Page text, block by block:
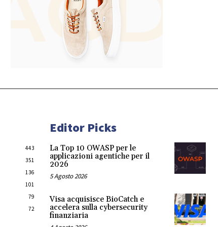
443
351
136
101
79
72
Editor Picks
La Top 10 OWASP per le
applicazioni agentiche per il
2026
5 Agosto 2026
Visa acquisisce BioCatch e
accelera sulla cybersecurity
finanziaria